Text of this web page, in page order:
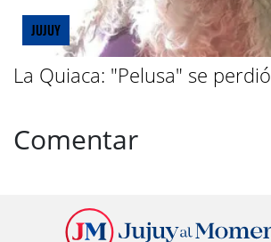
JUJUY
La Quiaca: "Pelusa" se perdió
Comentar